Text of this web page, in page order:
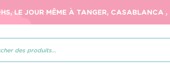
LE JOUR MÊME À TANGER, CASABLANCA